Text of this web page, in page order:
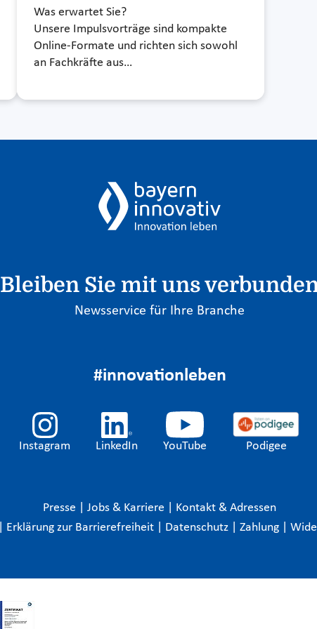
Was erwartet Sie?
Unsere Impulsvorträge sind kompakte
Online-Formate und richten sich sowohl
an Fachkräfte aus…
Bleiben Sie mit uns
Newsservice für Ihre Branche
#innovationleben
Instagram LinkedIn YouTube Podigee
Presse Jobs & Karriere
Kontakt & Adressen
Erklärung zur Barrierefreiheit Datenschutz Zahlung